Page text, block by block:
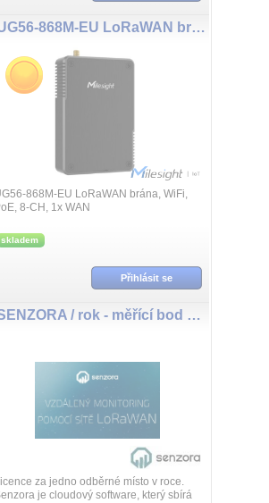
UG56-868M-EU LoRaWAN brána, WiFi, PoE, 8-CH
868M-EU LoRaWAN brána, WiFi,
8-CH, 1x WAN
skladem
Přihlásit se
SENZORA / rok - měřící bod v aplikaci senzora
za jedno odběrné místo v roce.
je cloudový software, který sbírá